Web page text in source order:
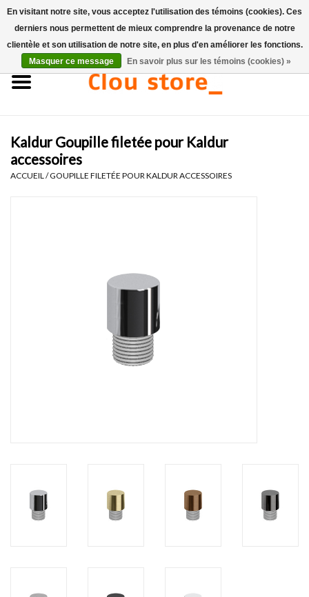
Accueil
Ensembles de lave-mains
Kaldur Goupille filetée pour Kaldur
accessoires
ACCUEIL /GOUPILLE FILETÉE POUR KALDUR ACCESSOIRES
En visitant notre site, vous acceptez l'utilisation des témoins (cookies). Ces
derniers nous permettent de mieux comprendre la provenance de notre
clientèle et son utilisation de notre site, en plus d'en améliorer les fonctions.
Masquer ce message
En savoir plus sur les témoins (cookies) »